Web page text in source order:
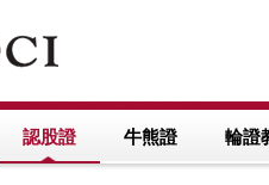
認股證 牛熊證 輪證